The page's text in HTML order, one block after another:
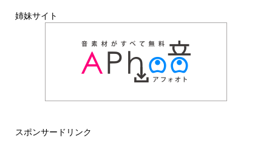
姉妹サイト
スポンサードリンク